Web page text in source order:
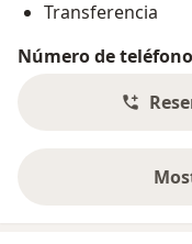
Transferencia
Número de teléfono